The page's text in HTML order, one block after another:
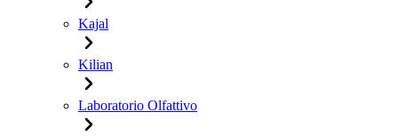
Kajal
Kilian
Laboratorio Olfattivo